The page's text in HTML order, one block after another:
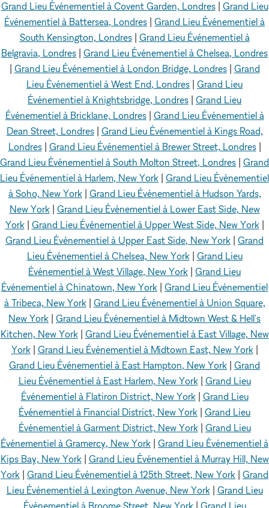
Grand Lieu Événementiel à Covent Garden, Londres| Grand Lieu
Événementiel à Battersea, Londres Grand Lieu Événementiel à
South Kensington, Londres| Grand Lieu Événementiel à
Belgravia, Londres Grand Lieu Événementiel à Chelsea, Londres
Grand Lieu Événementiel à London Bridge, Londres| Grand
Lieu Événementiel à West End, Londres Grand Lieu
Événementiel à Knightsbridge, Londres Grand Lieu
Événementiel à Bricklane, Londres| Grand Lieu Événementiel à
Dean Street, Londres| Grand Lieu Événementiel à Kings Road,
Londres| Grand Lieu Événementiel à Brewer Street, Londres|
Grand Lieu Événementiel à South Molton Street, Londres Grand
Lieu Événementiel à Harlem, New York Grand Lieu Événementiel
à Soho, New York| Grand Lieu Événementiel à Hudson Yards,
New York| Grand Lieu Événementiel à Lower East Side, New
York| Grand Lieu Événementiel à Upper West Side, New York|
Grand Lieu Événementiel à Upper East Side, New York Grand
Lieu Événementiel à Chelsea, New York| Grand Lieu
Événementiel à West Village, New York Grand Lieu
Événementiel à Chinatown, New York Grand Lieu Événementiel
à Tribeca, New York| Grand Lieu Événementiel à Union Square,
New York Grand Lieu Événementiel à Midtown West & Hell's
Kitchen, New York| Grand Lieu Événementiel à East Village, New
York| Grand Lieu Événementiel à Midtown East, New York|
Grand Lieu Événementiel à East Hampton, New York Grand
Lieu Événementiel à East Harlem, New York| Grand Lieu
Événementiel à Flatiron District, New York| Grand Lieu
Événementiel à Financial District, New York Grand Lieu
Événementiel à Garment District, New York| Grand Lieu
Événementiel à Gramercy, New York Grand Lieu Événementiel à
Kips Bay, New York| Grand Lieu Événementiel à Murray Hill, New
York Grand Lieu Événementiel à 125th Street, New York Grand
Lieu Événementiel à Lexington Avenue, New York| Grand Lieu
Événementiel à Broome Street, New York| Grand Lieu